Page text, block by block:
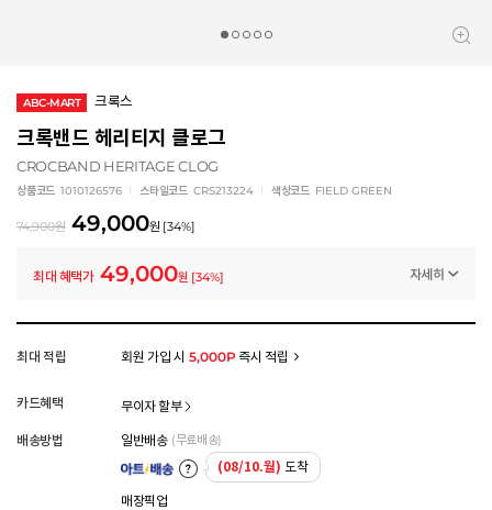
ABC-MART 크록스
크록밴드 헤리티지 클로그
CROCBAND HERITAGE CLOG
상품코드 1010126576 스타일코드 CRS213224 색상코드 FIELD GREEN
74,900원 49,000원 [34%]
최대 혜택가 49,000원 [34%] 자세히
멤버십 상시 할인
모든 혜택이 적용된 금액으로, 실제 결제 금액과는 차이가 있을 수 있습니다.
최대 적립 회원 가입 시 5,000P즉시 적립
카드혜택 무이자 할부
배송방법 일반배송 (무료배송)
(08/10.월) 도착
매장픽업